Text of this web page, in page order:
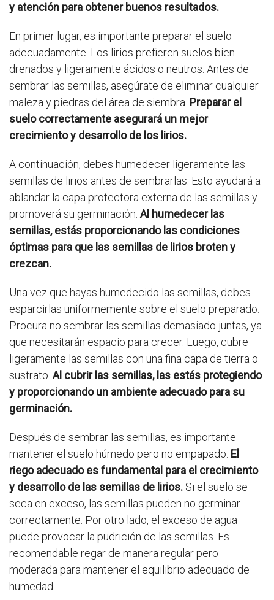
y atención para obtener buenos resultados.
En primer lugar, es importante preparar el suelo
adecuadamente. Los lirios prefieren suelos bien
drenados y ligeramente ácidos o neutros. Antes de
sembrar las semillas, asegúrate de eliminar cualquier
maleza y piedras del área de siembra. Preparar el
suelo correctamente asegurará un mejor
crecimiento y desarrollo de los lirios.
A continuación, debes humedecer ligeramente las
semillas de lirios antes de sembrarlas. Esto ayudará a
ablandar la capa protectora externa de las semillas y
promoverá su germinación. Al humedecer las
semillas, estás proporcionando las condiciones
óptimas para que las semillas de lirios broten y
crezcan.
Una vez que hayas humedecido las semillas, debes
esparcirlas uniformemente sobre el suelo preparado.
Procura no sembrar las semillas demasiado juntas, ya
que necesitarán espacio para crecer. Luego, cubre
ligeramente las semillas con una fina capa de tierra o
sustrato. Al cubrir las semillas, las estás protegiendo
y proporcionando un ambiente adecuado para su
germinación.
Después de sembrar las semillas, es importante
mantener el suelo húmedo pero no empapado. El
riego adecuado es fundamental para el crecimiento
y desarrollo de las semillas de lirios. Si el suelo se
seca en exceso, las semillas pueden no germinar
correctamente. Por otro lado, el exceso de agua
puede provocar la pudrición de las semillas. Es
recomendable regar de manera regular pero
moderada para mantener el equilibrio adecuado de
humedad.